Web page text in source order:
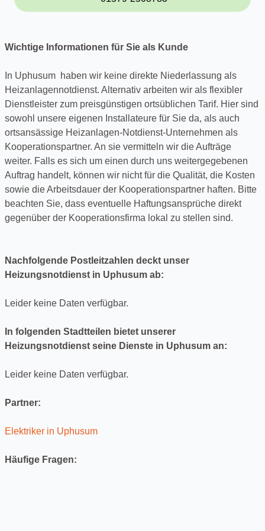
Wichtige Informationen für Sie als Kunde
In Uphusum haben wir keine direkte Niederlassung als
Heizanlagennotdienst. Alternativ arbeiten wir als flexibler
Dienstleister zum preisgünstigen ortsüblichen Tarif. Hier sind
sowohl unsere eigenen Installateure für Sie da, als auch
ortsansässige Heizanlagen-Notdienst-Unternehmen als
Kooperationspartner. An sie vermitteln wir die Aufträge
weiter. Falls es sich um einen durch uns weitergegebenen
Auftrag handelt, können wir nicht für die Qualität, die Kosten
sowie die Arbeitsdauer der Kooperationspartner haften. Bitte
beachten Sie, dass eventuelle Haftungsansprüche direkt
gegenüber der Kooperationsfirma lokal zu stellen sind.
Nachfolgende Postleitzahlen deckt unser
Heizungsnotdienst in Uphusum ab:
Leider keine Daten verfügbar.
In folgenden Stadtteilen bietet unserer
Heizungsnotdienst seine Dienste in Uphusum an:
Leider keine Daten verfügbar.
Partner:
Elektriker in Uphusum
Häufige Fragen: